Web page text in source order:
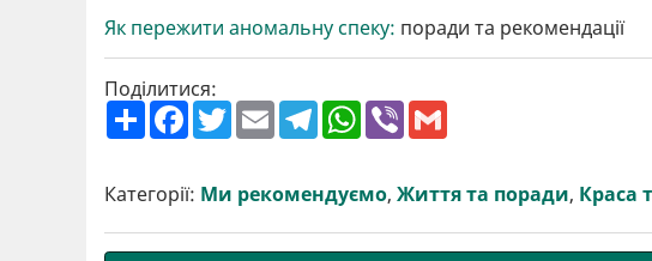
Як пережити аномальну спеку: поради та рекомендації
Поділитися:
П
о
р
и
F
a
b
o
T
w
e
E
m
l
T
e
g
r
W
h
s
A
V
r l
Категорії: Ми рекомендуємо, Життя та поради, Краса